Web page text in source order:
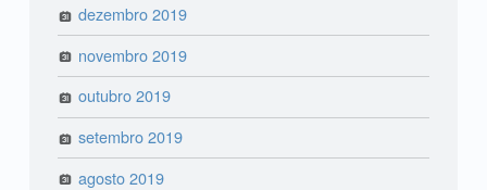
dezembro 2019
novembro 2019
outubro 2019
setembro 2019
agosto 2019